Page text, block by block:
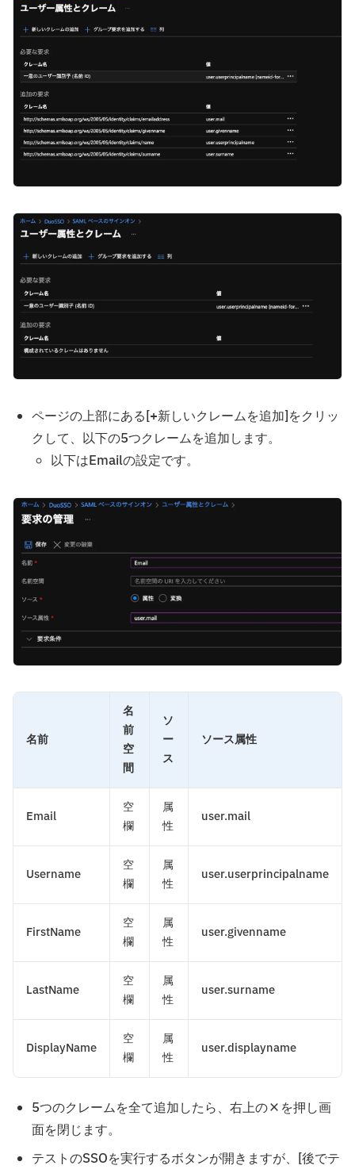
ページの上部にある[+新しいクレームを追加]をクリッ
クして、以下の5つクレームを追加します。
以下はEmailの設定です。
名前
名
前
空
間
ソ
ー
ス
ソース属性
Email
空
欄
属
性
user.mail
Username
空
欄
属
性
user.userprincipalname
FirstName
空
欄
属
性
user.givenname
LastName
空
欄
属
性
user.surname
DisplayName
空
欄
属
性
user.displayname
5つのクレームを全て追加したら、右上の×を押し画
面を閉じます。
テストのSSOを実行するボタンが開きますが、[後でテ